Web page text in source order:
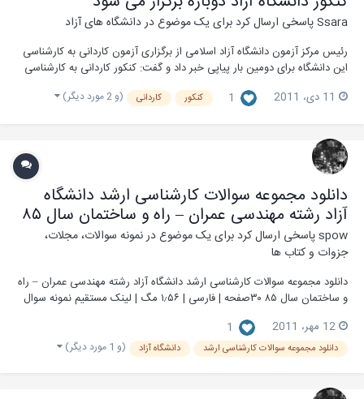
Ssaraپاسخی ارسال کرد برای یک موضوع دردانشگاه های آزاد
رئیس مرکز آزمون دانشگاه آزاد اسلامی از برگزاری آزمون کاردانی به کارشناسی
این دانشگاه برای دومین بار پیاپی خبر داد و گفت: کنکور کاردانی به کارشناسی
می خواهیم کنکور کاردانی به کارشناسی (کارشناسی ناپیوسته) دانشگاه آزاد...
11 دی، 2011 1 کنکور کاردانی (و 2 مورد دیگر)
دانلود مجموعه سوالات کارشناسی ارشد دانشگاه
آزاد رشته مهندسی عمران – راه و ساختمان سال ۸۵
spowپاسخی ارسال کرد برای یک موضوع درنمونه سوالات، مجلات،
جزوات و کتاب ها
دانلود مجموعه سوالات کارشناسی ارشد دانشگاه آزاد رشته مهندسی عمران – راه
و ساختمان سال ۸۵ ۳۰صفحه | فارسی | ۱٫۵۶ مگ | لینک مستقیم نمونه سوال
کنید لینک دانلود [/url] پسورد : www.farsibooks.ir
12 مهر، 2011 1
دانلود مجموعه سوالات کارشناسی ارشد دانشگاه آزاد (و 1 مورد دیگر)